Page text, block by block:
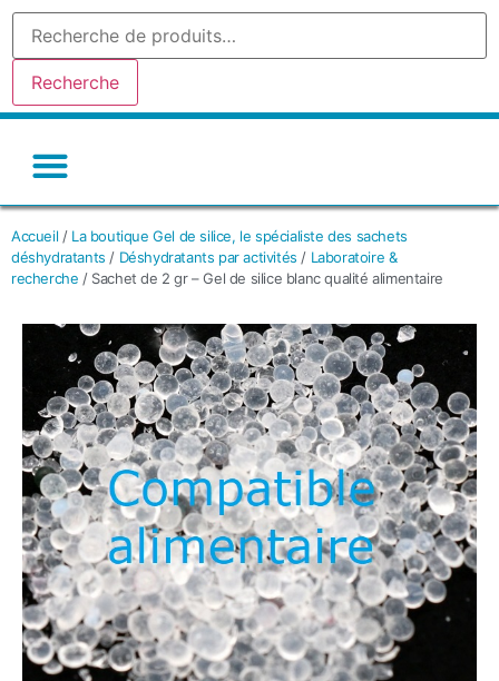
Recherche
Accueil / La boutique Gel de silice, le spécialiste des sachets
déshydratants / Déshydratants par activités / Laboratoire &
recherche / Sachet de 2 gr – Gel de silice blanc qualité alimentaire